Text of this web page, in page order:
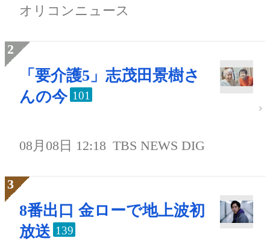
オリコンニュース
「要介護5」志茂田景樹さ
んの今 101
08月08日 12:18 TBS NEWS DIG
8番出口 金ローで地上波初
放送 139